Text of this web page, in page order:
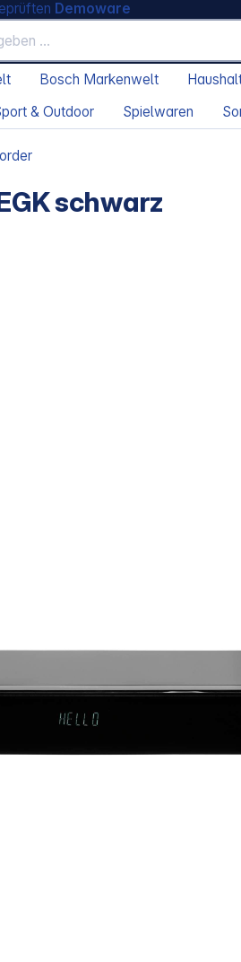
Demoware
Bosch Markenwelt
& Outdoor Spielwaren
schwarz